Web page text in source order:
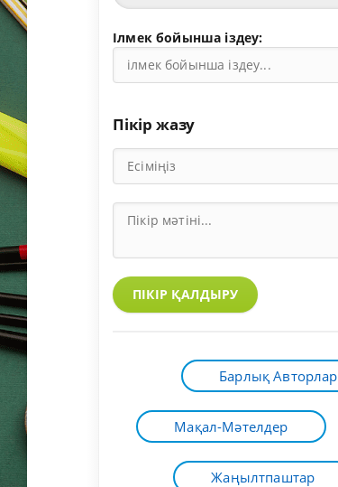
Ілмек бойынша іздеу:
Пікір жазу
ПІКІР ҚАЛДЫРУ
Барлық Авторлар
Мақал-Мәтелдер
Жаңылтпаштар